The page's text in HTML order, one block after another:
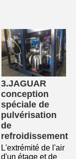
3.JAGUAR
conception
spéciale de
pulvérisation
de
refroidissement
L'extrémité de l'air
d'un étage et de